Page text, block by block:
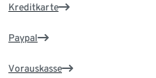
Kreditkarte
Paypal
Vorauskasse